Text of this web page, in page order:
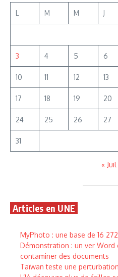
L M M J
3 4 5 6
10 11 12 13
17 18 19 20
24 25 26 27
31
« Juil
Articles en UNE
MyPhoto : une base de 16
Démonstration : un ver
contaminer des documents
Taïwan teste une